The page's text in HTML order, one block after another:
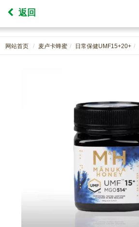
返回
网站首页 麦卢卡蜂蜜 日常保健UMF15+20+